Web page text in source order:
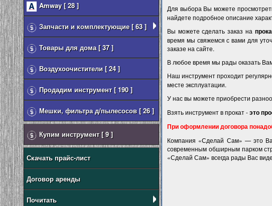
Amway [ 28 ]
Запчасти и комплектующие [ 63 ]
Товары для дома [ 37 ]
Воздухоочистители [ 24 ]
Продадим инструмент [ 190 ]
Мешки, фильтра д/пылесосов [ 26 ]
Купим инструмент [ 9 ]
Скачать прайс-лист
Договор аренды
Почитать
Для выбора Вы можете
найдете подробное описание
Вы можете сделать заказ на
время мы свяжемся с вами для
заказе на сайте.
В любое время мы рады оказать
Наш инструмент проходит
месте эксплуатации.
У нас вы можете приобрести
Взять инструмент в прокат -это
При оформлении договора
Компания «Сделай Сам» — это
современным обширным парком
«Сделай Сам» всегда рады Вас